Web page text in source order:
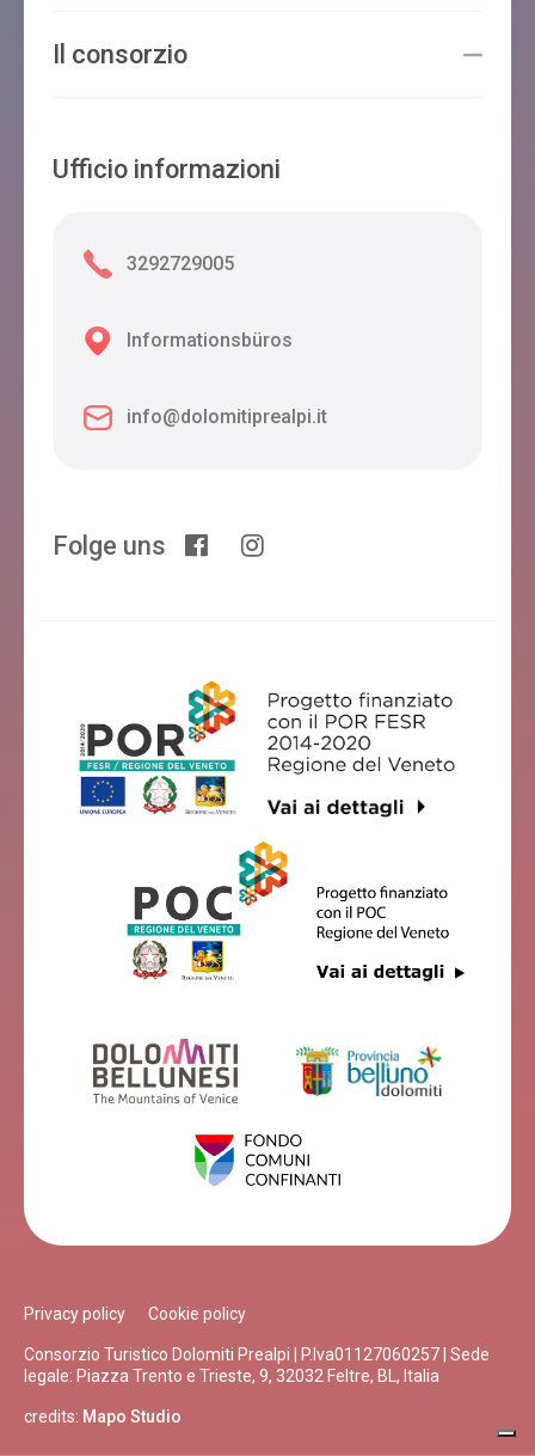
Il consorzio
Ufficio informazioni
3292729005
Informationsbüros
info@dolomitiprealpi.it
Folge uns
Privacy policy Cookie policy
Consorzio Turistico Dolomiti Prealpi | P.Iva01127060257 | Sede
legale: Piazza Trento e Trieste, 9, 32032 Feltre, BL, Italia
credits: Mapo Studio